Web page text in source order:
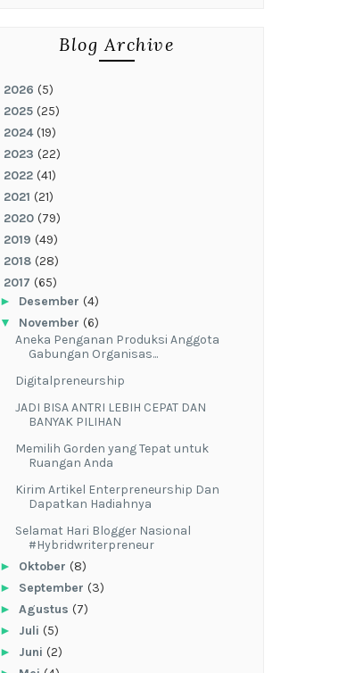
Blog Archive
2026 (5)
2025 (25)
2024(19)
2023 (22)
2022 (41)
2021 (21)
2020 (79)
2019 (49)
2018 (28)
2017 (65)
► Desember (4)
▼ November (6)
Aneka Penganan Produksi Anggota
Gabungan Organisas...
Digitalpreneurship
JADI BISA ANTRI LEBIH CEPAT DAN
BANYAK PILIHAN
Memilih Gorden yang Tepat untuk
Ruangan Anda
Kirim Artikel Enterpreneurship Dan
Dapatkan Hadiahnya
Selamat Hari Blogger Nasional
#Hybridwriterpreneur
► Oktober (8)
► September (3)
► Agustus (7)
► Juli (5)
► Juni (2)